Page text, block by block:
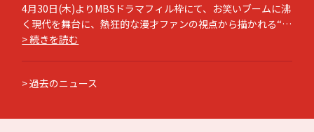
4月30日(木)よりMBSドラマフィル枠にて、お笑いブームに沸
く現代を舞台に、熱狂的な漫才ファンの視点から描かれる“漫
才解体新書”ドラマ『ネタジョ』の放送が決定しました。 本
」の視点から描かれ
> 続きを読む
> 過去のニュース